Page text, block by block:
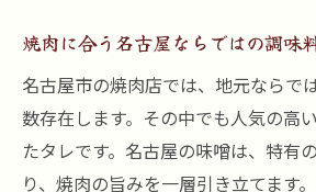
焼肉に合う名古屋ならではの調味
名古屋市の焼肉店では、地元ならで
数存在します。その中でも人気の高
たタレです。名古屋の味噌は、特有
り、焼肉の旨みを一層引き立てます